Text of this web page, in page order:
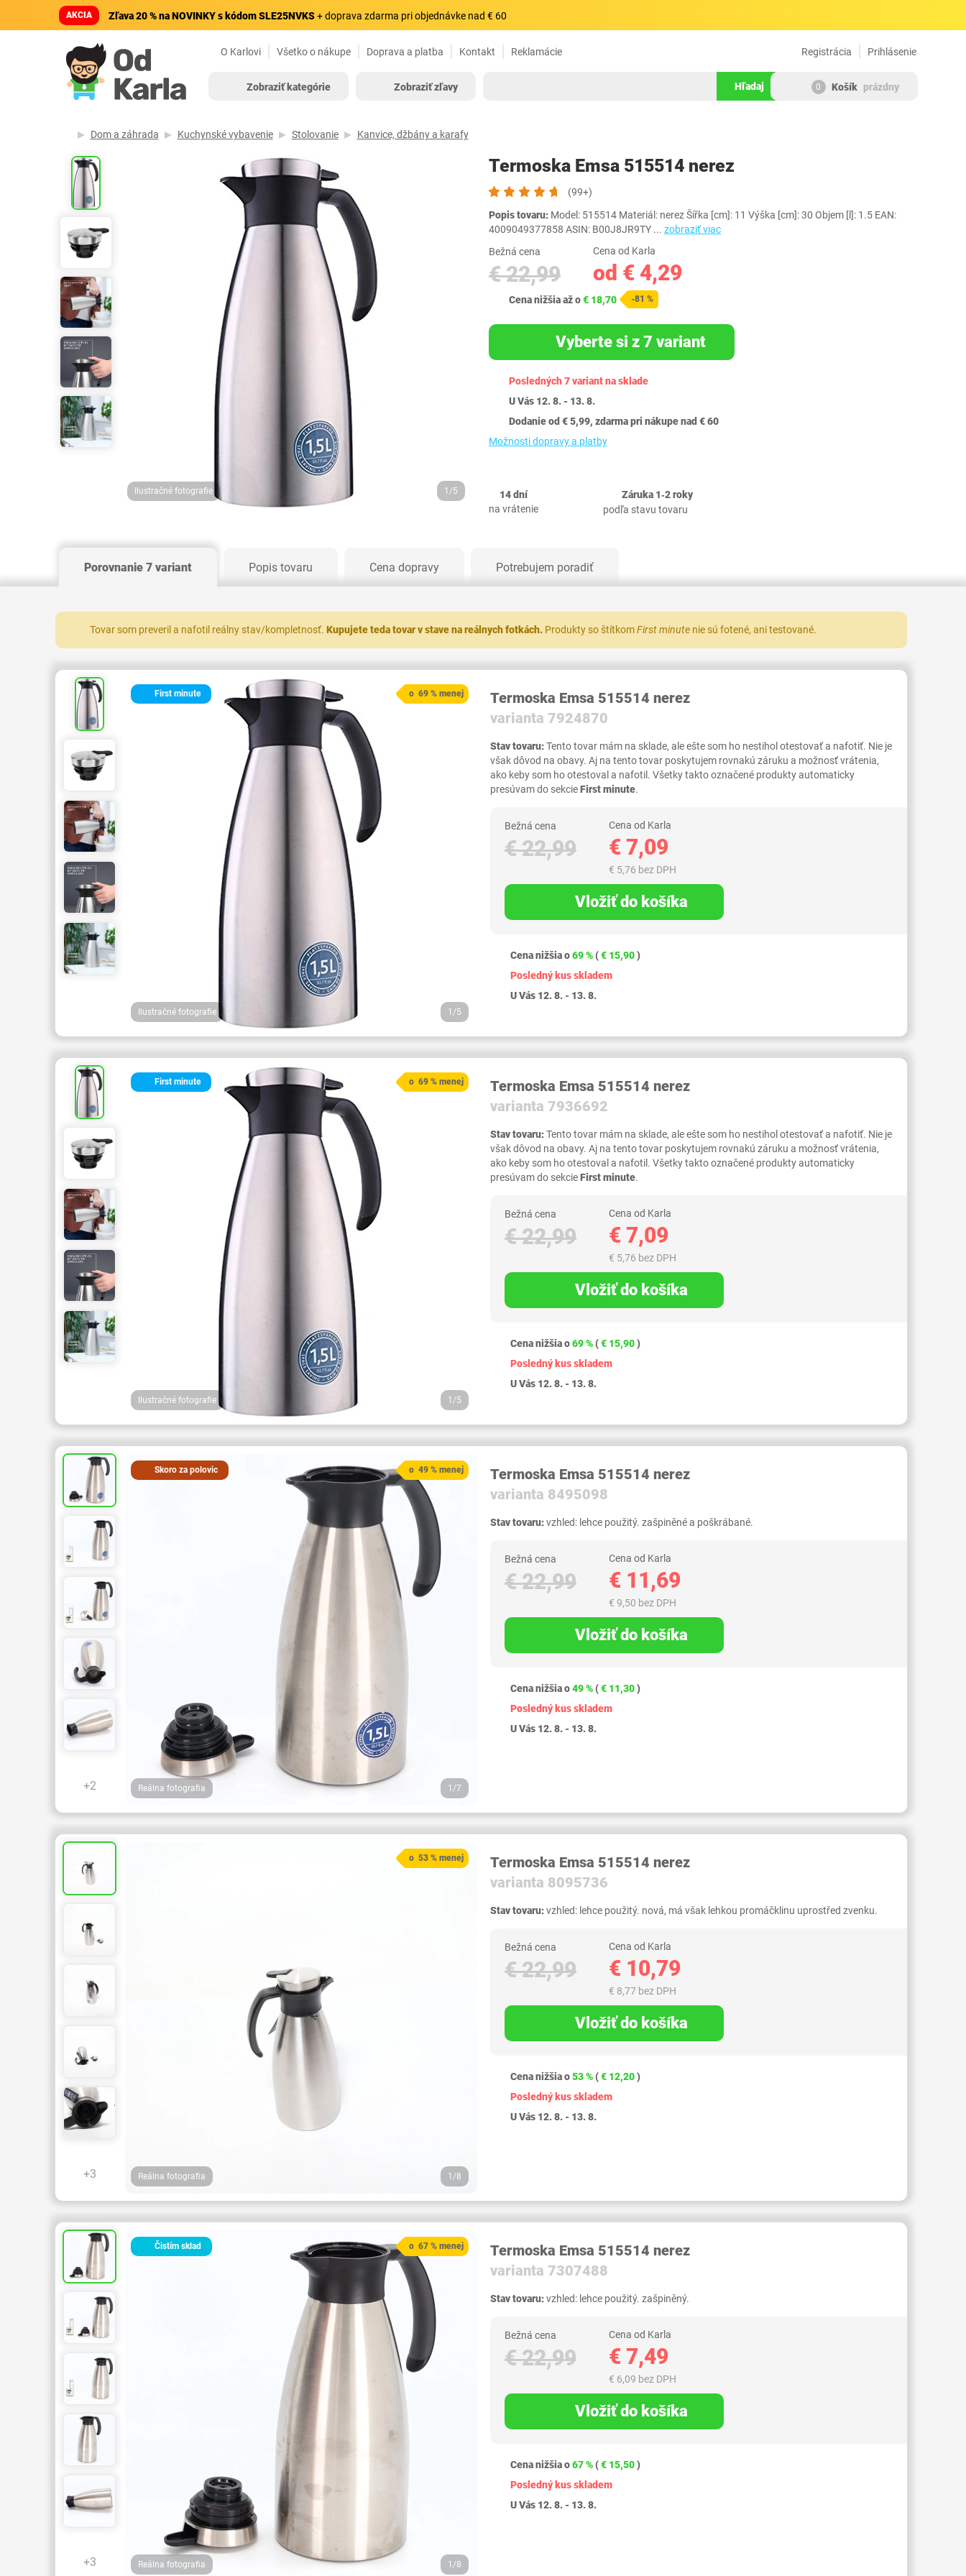
AKCIA Zľava 20 % na NOVINKY s kódom SLE25NVKS+ doprava zdarma pri objednávke nad € 60
O Karlovi Všetko o nákupe Doprava a platba Kontakt Reklamácie Prihlásenie
Registrácia
Zobraziť kategórie Zobraziť zľavy Hľadaj 0 Košík prázdny
Dom a záhrada Kuchynské vybavenie Stolovanie Kanvice, džbány a karafy
Ilustračné fotografie 1/5
Termoska Emsa 515514 nerez
(99+)
Popis tovaru: Model: 515514 Materiál: nerez Šířka [cm]: 11 Výška [cm]: 30 Objem [l]: 1.5 EAN:
4009049377858 ASIN: B00J8JR9TY ... zobraziť viac
Bežná cena
€ 22,99
Cena od Karla
od € 4,29
Cena nižšia až o€ 18,70 -81 %
Vyberte si z 7 variant
Posledných 7 variant na sklade
U Vás 12. 8. - 13. 8.
Dodanie od € 5,99, zdarma pri nákupe nad € 60
Možnosti dopravy a platby
14 dní
na vrátenie
Záruka 1‐2 roky
podľa stavu tovaru
Porovnanie 7 variant Popis tovaru Cena dopravy Potrebujem poradiť
Tovar som preveril a nafotil reálny stav/kompletnosť. Kupujete teda tovar v stave na reálnych fotkách. Produkty so štítkomFirst minute nie sú fotené, ani testované.
First minute
Ilustračné fotografie 1/5
o 69 % menej
Termoska Emsa 515514 nerez
varianta 7924870
Stav tovaru:Tento tovar mám na sklade, ale ešte som ho nestihol otestovať a nafotiť. Nie je
však dôvod na obavy. Aj na tento tovar poskytujem rovnakú záruku a možnosť vrátenia,
ako keby som ho otestoval a nafotil. Všetky takto označené produkty automaticky
presúvam do sekcieFirst minute.
Bežná cena
€ 22,99
Cena od Karla
€ 7,09
€ 5,76 bez DPH
Vložiť do košíka
Cena nižšia o69 % (€ 15,90)
Posledný kus skladem
U Vás 12. 8. - 13. 8.
First minute
Ilustračné fotografie 1/5
o 69 % menej
Termoska Emsa 515514 nerez
varianta 7936692
Stav tovaru:Tento tovar mám na sklade, ale ešte som ho nestihol otestovať a nafotiť. Nie je
však dôvod na obavy. Aj na tento tovar poskytujem rovnakú záruku a možnosť vrátenia,
ako keby som ho otestoval a nafotil. Všetky takto označené produkty automaticky
presúvam do sekcieFirst minute.
Bežná cena
€ 22,99
Cena od Karla
€ 7,09
€ 5,76 bez DPH
Vložiť do košíka
Cena nižšia o69 % (€ 15,90)
Posledný kus skladem
U Vás 12. 8. - 13. 8.
+2
Skoro za polovic
Reálna fotografia 1/7
o 49 % menej
Termoska Emsa 515514 nerez
varianta 8495098
Stav tovaru:vzhled: lehce použitý. zašpiněné a poškrábané.
Bežná cena
€ 22,99
Cena od Karla
€ 11,69
€ 9,50 bez DPH
Vložiť do košíka
Cena nižšia o49 % (€ 11,30)
Posledný kus skladem
U Vás 12. 8. - 13. 8.
+3 Reálna fotografia 1/8
o 53 % menej
Termoska Emsa 515514 nerez
varianta 8095736
Stav tovaru:vzhled: lehce použitý. nová, má však lehkou promáčklinu uprostřed zvenku.
Bežná cena
€ 22,99
Cena od Karla
€ 10,79
€ 8,77 bez DPH
Vložiť do košíka
Cena nižšia o53 % (€ 12,20)
Posledný kus skladem
U Vás 12. 8. - 13. 8.
+3
Čistím sklad
Reálna fotografia 1/8
o 67 % menej
Termoska Emsa 515514 nerez
varianta 7307488
Stav tovaru:vzhled: lehce použitý. zašpiněný.
Bežná cena
€ 22,99
Cena od Karla
€ 7,49
€ 6,09 bez DPH
Vložiť do košíka
Cena nižšia o67 % (€ 15,50)
Posledný kus skladem
U Vás 12. 8. - 13. 8.